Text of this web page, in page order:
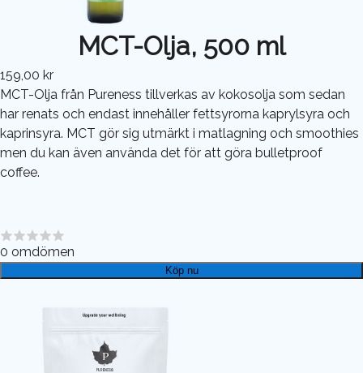
MCT-Olja, 500 ml
159,00 kr
MCT-Olja från Pureness tillverkas av kokosolja som sedan
har renats och endast innehåller fettsyrorna kaprylsyra och
kaprinsyra. MCT gör sig utmärkt i matlagning och smoothies
men du kan även använda det för att göra bulletproof
coffee.
0 omdömen
Köp nu